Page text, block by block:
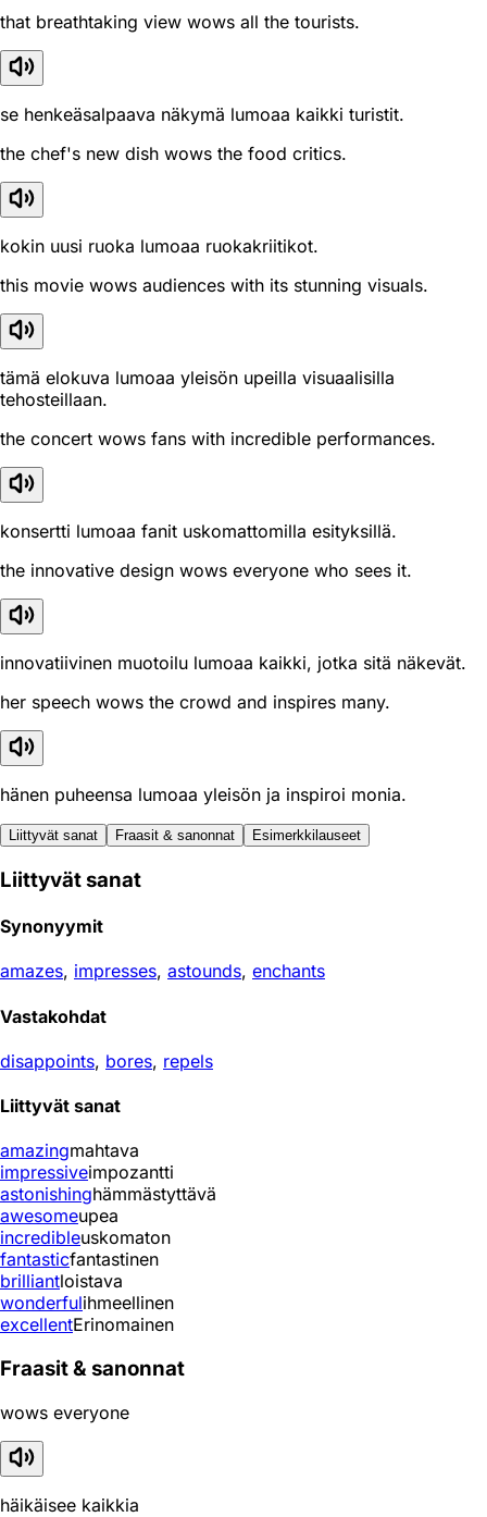
that breathtaking view wows all the tourists.
se henkeäsalpaava näkymä lumoaa kaikki turistit.
the chef's new dish wows the food critics.
kokin uusi ruoka lumoaa ruokakriitikot.
this movie wows audiences with its stunning visuals.
tämä elokuva lumoaa yleisön upeilla visuaalisilla
tehosteillaan.
the concert wows fans with incredible performances.
konsertti lumoaa fanit uskomattomilla esityksillä.
the innovative design wows everyone who sees it.
innovatiivinen muotoilu lumoaa kaikki, jotka sitä näkevät.
her speech wows the crowd and inspires many.
hänen puheensa lumoaa yleisön ja inspiroi monia.
Liittyvät sanat Fraasit & sanonnat Esimerkkilauseet
Liittyvät sanat
Synonyymit
amazes, impresses, astounds, enchants
Vastakohdat
disappoints, bores, repels
Liittyvät sanat
amazingmahtava
impressiveimpozantti
astonishinghämmästyttävä
awesomeupea
incredibleuskomaton
fantasticfantastinen
brilliantloistava
wonderfulihmeellinen
excellentErinomainen
Fraasit & sanonnat
wows everyone
häikäisee kaikkia